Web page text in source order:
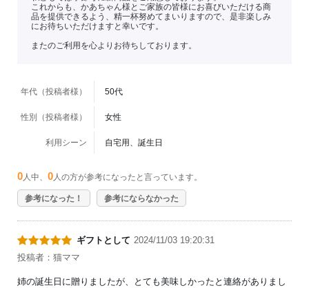
これからも、かあちゃん様とご家族の皆様にお喜びいただける商
品を提供できるよう、精一杯努めてまいりますので、是非楽しみ
にお待ちいただけますと幸いです。
またのご利用を心よりお待ちしております。
年代（投稿者様） 50代
性別（投稿者様） 女性
利用シーン 自宅用、誕生日
0 人中、 0 人の方が参考になったと言っています。
参考になった！ 参考にならなかった
ギフトとして 2024/11/03 19:20:31
投稿者：猫ママ
姉の誕生日に贈りましたが、とても美味しかったと連絡がありまし